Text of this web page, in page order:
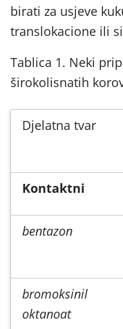
birati za usjeve
translokacione ili
Tablica 1. Neki
širokolisnatih
Djelatna tvar
Kontaktni
bentazon
bromoksinil
oktanoat